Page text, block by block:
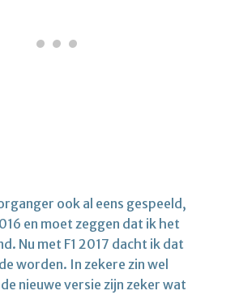
ook al eens gespeeld,
en moet zeggen dat ik het
Nu met F1 2017 dacht ik dat
worden. In zekere zin wel
nieuwe versie zijn zeker wat